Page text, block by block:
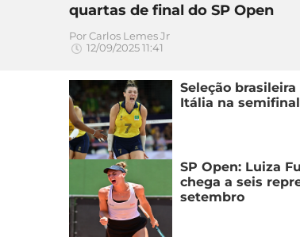
quartas de final do SP Open
Por Carlos Lemes Jr
12/09/2025 11:41
Seleção
Itália na
SP Open: Luiza
chega a seis
setembro